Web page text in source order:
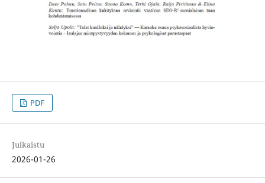
PDF
Julkaistu
2026-01-26